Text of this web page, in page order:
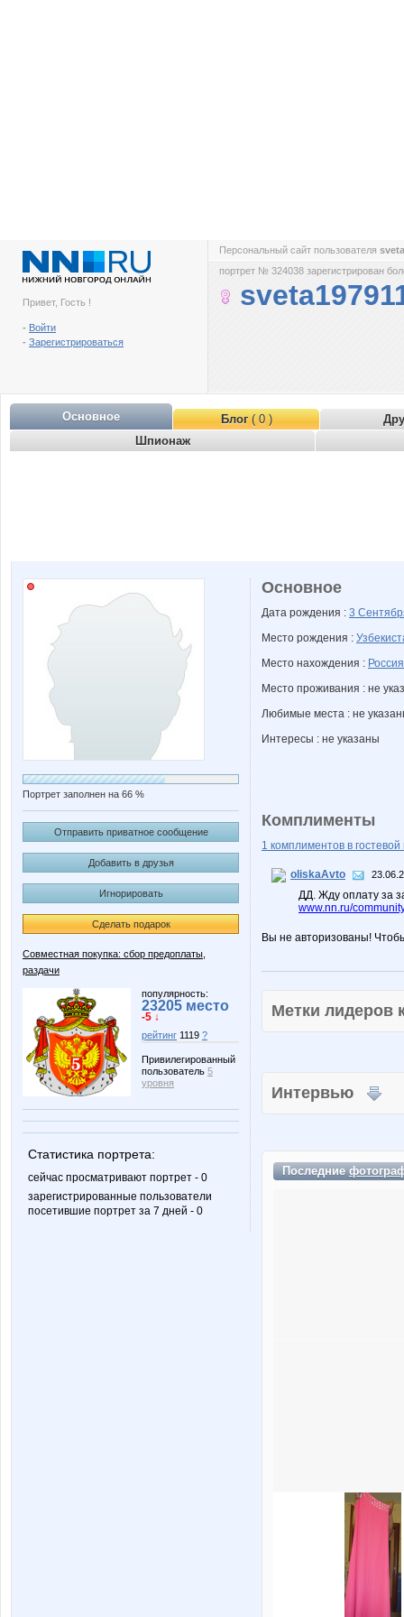
Привет, Гость !
- Войти
- Зарегистрироваться
Персональный сайт пользователя
портрет № 324038 зарегистрирован
Основное Блог( 0 )
Шпионаж
Портрет заполнен на 66 %
Отправить приватное сообщение
Добавить в друзья
Игнорировать
Сделать подарок
Совместная покупка: сбор предоплаты,
раздачи
популярность:
23205 место
-5 ↓
рейтинг 1119 ?
Привилегированный
пользователь 5
уровня
Статистика портрета:
сейчас просматривают портрет - 0
зарегистрированные пользователи
посетившие портрет за 7 дней - 0
Основное
Дата рождения : 3
Место рождения :
Место нахождения : Россия
Место проживания : не
Любимые места : не
Интересы : не указаны
Комплименты
1 комплиментов в гостевой
oliskaAvto
ДД. Жду оплату за
www.nn.ru/
Вы не авторизованы!
Метки
Интервью
Последние